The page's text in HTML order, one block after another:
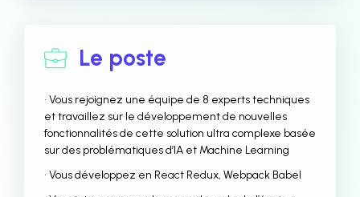
Le poste
• Vous rejoignez une équipe de 8 experts techniques
et travaillez sur le développement de nouvelles
fonctionnalités de cette solution ultra complexe basée
sur des problématiques d’IA et Machine Learning
• Vous développez en React Redux, Webpack Babel